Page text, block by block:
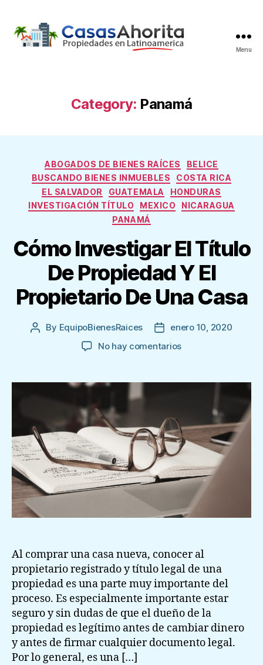
Menu
Category: Panamá
Categories
ABOGADOS DE BIENES RAÍCES
BELICE
BUSCANDO BIENES INMUEBLES
COSTA RICA
EL SALVADOR
GUATEMALA
HONDURAS
INVESTIGACIÓN TÍTULO
MEXICO
NICARAGUA
PANAMÁ
Cómo Investigar El Título
De Propiedad Y El
Propietario De Una Casa
Post
By EquipoBienesRaices
Post
date
enero 10, 2020
No hay comentariosen
El
Propiedad
Y
El
Propietario
De
Una
Casa
Al comprar una casa nueva, conocer al
propietario registrado y título legal de una
propiedad es una parte muy importante del
proceso. Es especialmente importante estar
seguro y sin dudas de que el dueño de la
propiedad es legítimo antes de cambiar dinero
y antes de firmar cualquier documento legal.
Por lo general, es una […]